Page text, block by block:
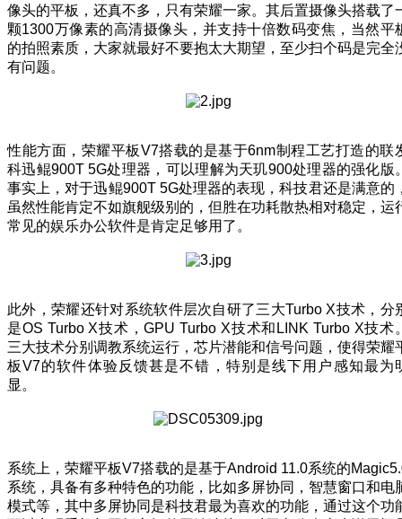
像头的平板，还真不多，只有荣耀一家。其后置摄像头搭载了
颗1300万像素的高清摄像头，并支持十倍数码变焦，当然平
的拍照素质，大家就最好不要抱太大期望，至少扫个码是完全
有问题。
性能方面，荣耀平板V7搭载的是基于6nm制程工艺打造的联
科迅鲲900T 5G处理器，可以理解为天玑900处理器的强化版
事实上，对于迅鲲900T 5G处理器的表现，科技君还是满意的
虽然性能肯定不如旗舰级别的，但胜在功耗散热相对稳定，运
常见的娱乐办公软件是肯定足够用了。
此外，荣耀还针对系统软件层次自研了三大Turbo X技术，分
是OS Turbo X技术，GPU Turbo X技术和LINK Turbo X技术
三大技术分别调教系统运行，芯片潜能和信号问题，使得荣耀
板V7的软件体验反馈甚是不错，特别是线下用户感知最为
显。
系统上，荣耀平板V7搭载的是基于Android 11.0系统的
系统，具备有多种特色的功能，比如多屏协同，智慧窗口和电
模式等，其中多屏协同是科技君最为喜欢的功能，通过这个功